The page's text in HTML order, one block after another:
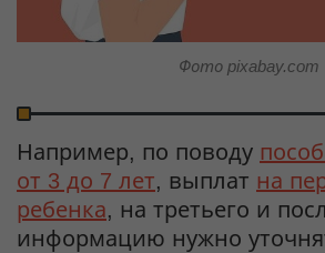
Фото pixabay.com
Например, по поводу
от 3 до 7 лет, выплат на
ребенка, на третьего и
информацию нужно